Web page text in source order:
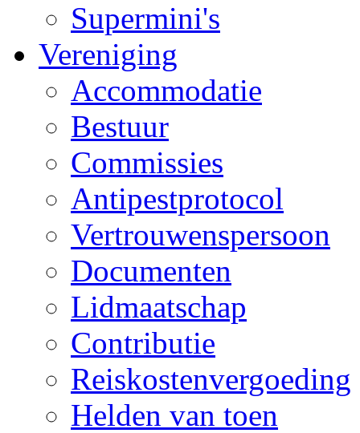
Supermini's
Vereniging
Accommodatie
Bestuur
Commissies
Antipestprotocol
Vertrouwenspersoon
Documenten
Lidmaatschap
Contributie
Reiskostenvergoeding
Helden van toen